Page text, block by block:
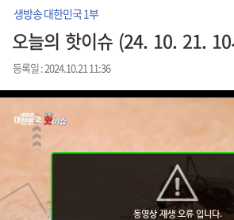
생방송 대한민국 1부
오늘의 핫이슈 (24. 10. 21.
등록일 : 2024.10.21 11:36